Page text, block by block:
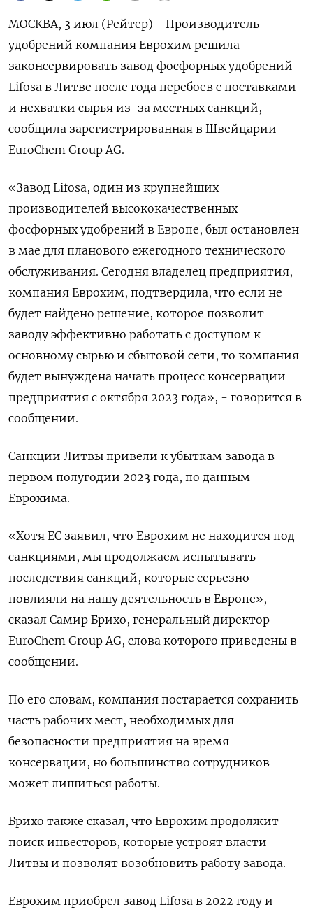
МОСКВА, 3 июл (Рейтер) - Производитель
удобрений компания Еврохим решила
законсервировать завод фосфорных удобрений
Lifosa в Литве после года перебоев с поставками
и нехватки сырья из-за местных санкций,
сообщила зарегистрированная в Швейцарии
EuroChem Group AG.
«Завод Lifosa, один из крупнейших
производителей высококачественных
фосфорных удобрений в Европе, был остановлен
в мае для планового ежегодного технического
обслуживания. Сегодня владелец предприятия,
компания Еврохим, подтвердила, что если не
будет найдено решение, которое позволит
заводу эффективно работать с доступом к
основному сырью и сбытовой сети, то компания
будет вынуждена начать процесс консервации
предприятия с октября 2023 года», - говорится в
сообщении.
Санкции Литвы привели к убыткам завода в
первом полугодии 2023 года, по данным
Еврохима.
«Хотя ЕС заявил, что Еврохим не находится под
санкциями, мы продолжаем испытывать
последствия санкций, которые серьезно
повлияли на нашу деятельность в Европе», -
сказал Самир Брихо, генеральный директор
EuroChem Group AG, слова которого приведены в
сообщении.
По его словам, компания постарается сохранить
часть рабочих мест, необходимых для
безопасности предприятия на время
консервации, но большинство сотрудников
может лишиться работы.
Брихо также сказал, что Еврохим продолжит
поиск инвесторов, которые устроят власти
Литвы и позволят возобновить работу завода.
Еврохим приобрел завод Lifosa в 2022 году и